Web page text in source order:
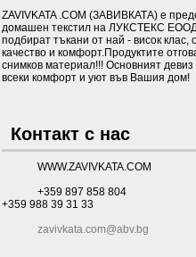
ZAVIVKATA .COM (ЗАВИВКАТА) е
домашен текстил на ЛУКСТЕКС
подбират тъкани от най - висок клас,
качество и комфорт.Продуктите
снимков материал!!! Основният
всеки комфорт и уют във Вашия дом!
Контакт с нас
WWW.ZAVIVKATA.COM
+359 897 858 804
+359 988 39 31 33
zavivkata.com@abv.bg